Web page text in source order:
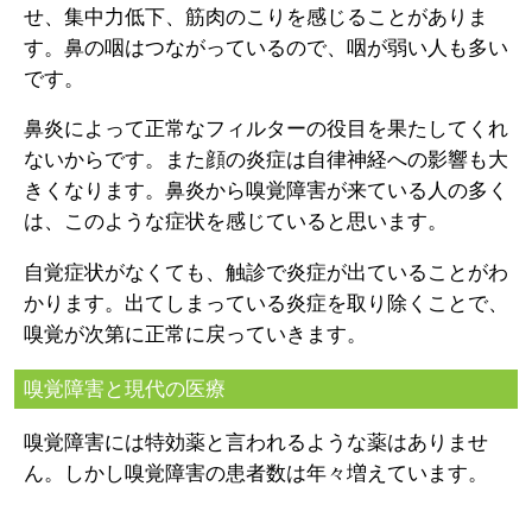
せ、集中力低下、筋肉のこりを感じることがありま
す。鼻の咽はつながっているので、咽が弱い人も多い
です。
鼻炎によって正常なフィルターの役目を果たしてくれ
ないからです。また顔の炎症は自律神経への影響も大
きくなります。鼻炎から嗅覚障害が来ている人の多く
は、このような症状を感じていると思います。
自覚症状がなくても、触診で炎症が出ていることがわ
かります。出てしまっている炎症を取り除くことで、
嗅覚が次第に正常に戻っていきます。
嗅覚障害と現代の医療
嗅覚障害には特効薬と言われるような薬はありませ
ん。しかし嗅覚障害の患者数は年々増えています。